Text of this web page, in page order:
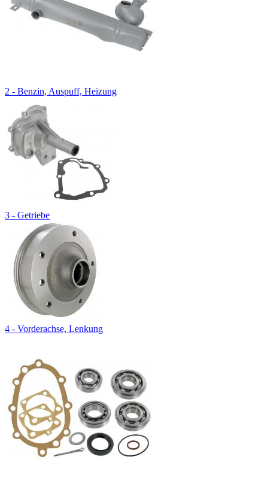
2 - Benzin, Auspuff, Heizung
3 - Getriebe
4 - Vorderachse, Lenkung